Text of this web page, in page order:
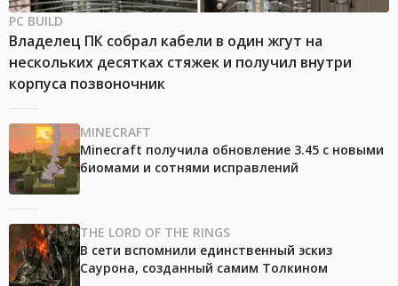
PC BUILD
Владелец ПК собрал кабели в один жгут на
нескольких десятках стяжек и получил внутри
корпуса позвоночник
MINECRAFT
Minecraft получила обновление 3.45 с новыми
биомами и сотнями исправлений
THE LORD OF THE RINGS
В сети вспомнили единственный эскиз
Саурона, созданный самим Толкином